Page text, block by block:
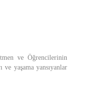
ve Öğrencilerinin
yaşama yansıyanlar